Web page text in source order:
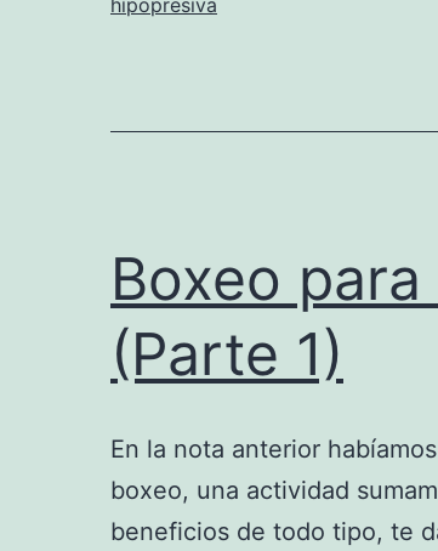
hipopresiva
Boxeo
(Parte 1)
En la nota anterior
boxeo, una actividad
beneficios de todo tipo, te